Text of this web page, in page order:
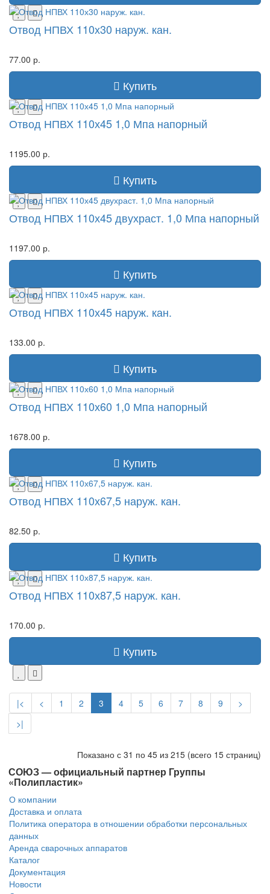
Отвод НПВХ 110х30 наруж. кан.
77.00 р.
Купить
Отвод НПВХ 110х45 1,0 Мпа напорный
1195.00 р.
Купить
Отвод НПВХ 110х45 двухраст. 1,0 Мпа напорный
1197.00 р.
Купить
Отвод НПВХ 110х45 наруж. кан.
133.00 р.
Купить
Отвод НПВХ 110х60 1,0 Мпа напорный
1678.00 р.
Купить
Отвод НПВХ 110х67,5 наруж. кан.
82.50 р.
Купить
Отвод НПВХ 110х87,5 наруж. кан.
170.00 р.
Купить
|< < 1 2 3 4 5 6 7 8 9
>
>|
Показано с 31 по 45 из 215 (всего 15 страниц)
СОЮЗ — официальный партнер Группы
«Полипластик»
О компании
Доставка и оплата
Политика оператора в отношении обработки персональных
данных
Аренда сварочных аппаратов
Каталог
Документация
Новости